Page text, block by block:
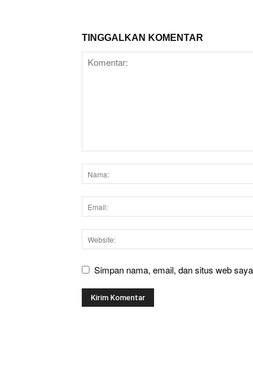
TINGGALKAN KOMENTAR
Simpan nama, email, dan situs web